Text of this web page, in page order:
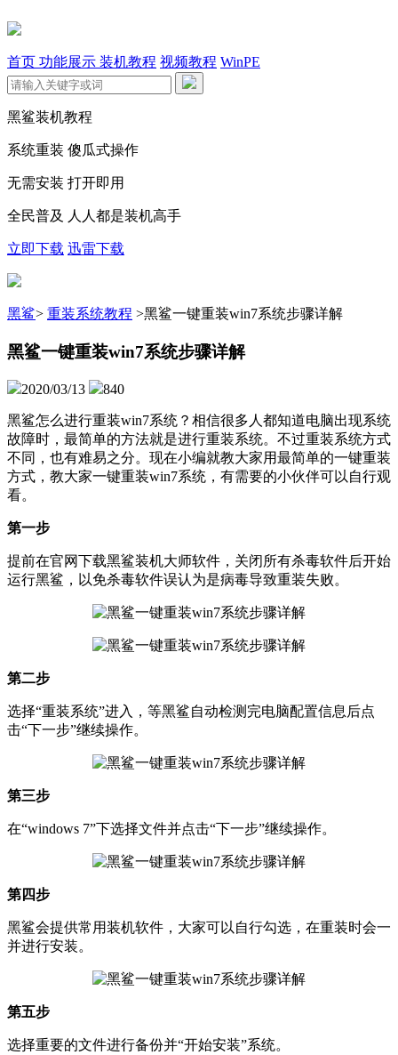
首页 功能展示 装机教程 视频教程 WinPE
黑鲨装机教程
系统重装 傻瓜式操作
无需安装 打开即用
全民普及 人人都是装机高手
立即下载 迅雷下载
黑鲨> 重装系统教程 >黑鲨一键重装win7系统步骤详解
黑鲨一键重装win7系统步骤详解
2020/03/13 840
黑鲨怎么进行重装win7系统？相信很多人都知道电脑出现系统
故障时，最简单的方法就是进行重装系统。不过重装系统方式
不同，也有难易之分。现在小编就教大家用最简单的一键重装
方式，教大家一键重装win7系统，有需要的小伙伴可以自行观
看。
第一步
提前在官网下载黑鲨装机大师软件，关闭所有杀毒软件后开始
运行黑鲨，以免杀毒软件误认为是病毒导致重装失败。
第二步
选择“重装系统”进入，等黑鲨自动检测完电脑配置信息后点
击“下一步”继续操作。
第三步
在“windows 7”下选择文件并点击“下一步”继续操作。
第四步
黑鲨会提供常用装机软件，大家可以自行勾选，在重装时会一
并进行安装。
第五步
选择重要的文件进行备份并“开始安装”系统。